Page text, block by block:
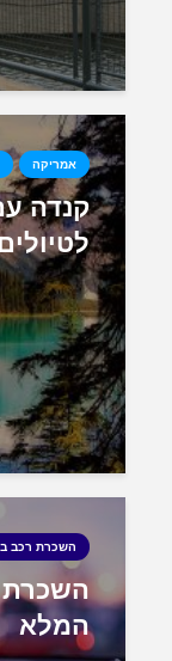
אמריקה
קנדה
השכרת רכב
השכרת
המלא